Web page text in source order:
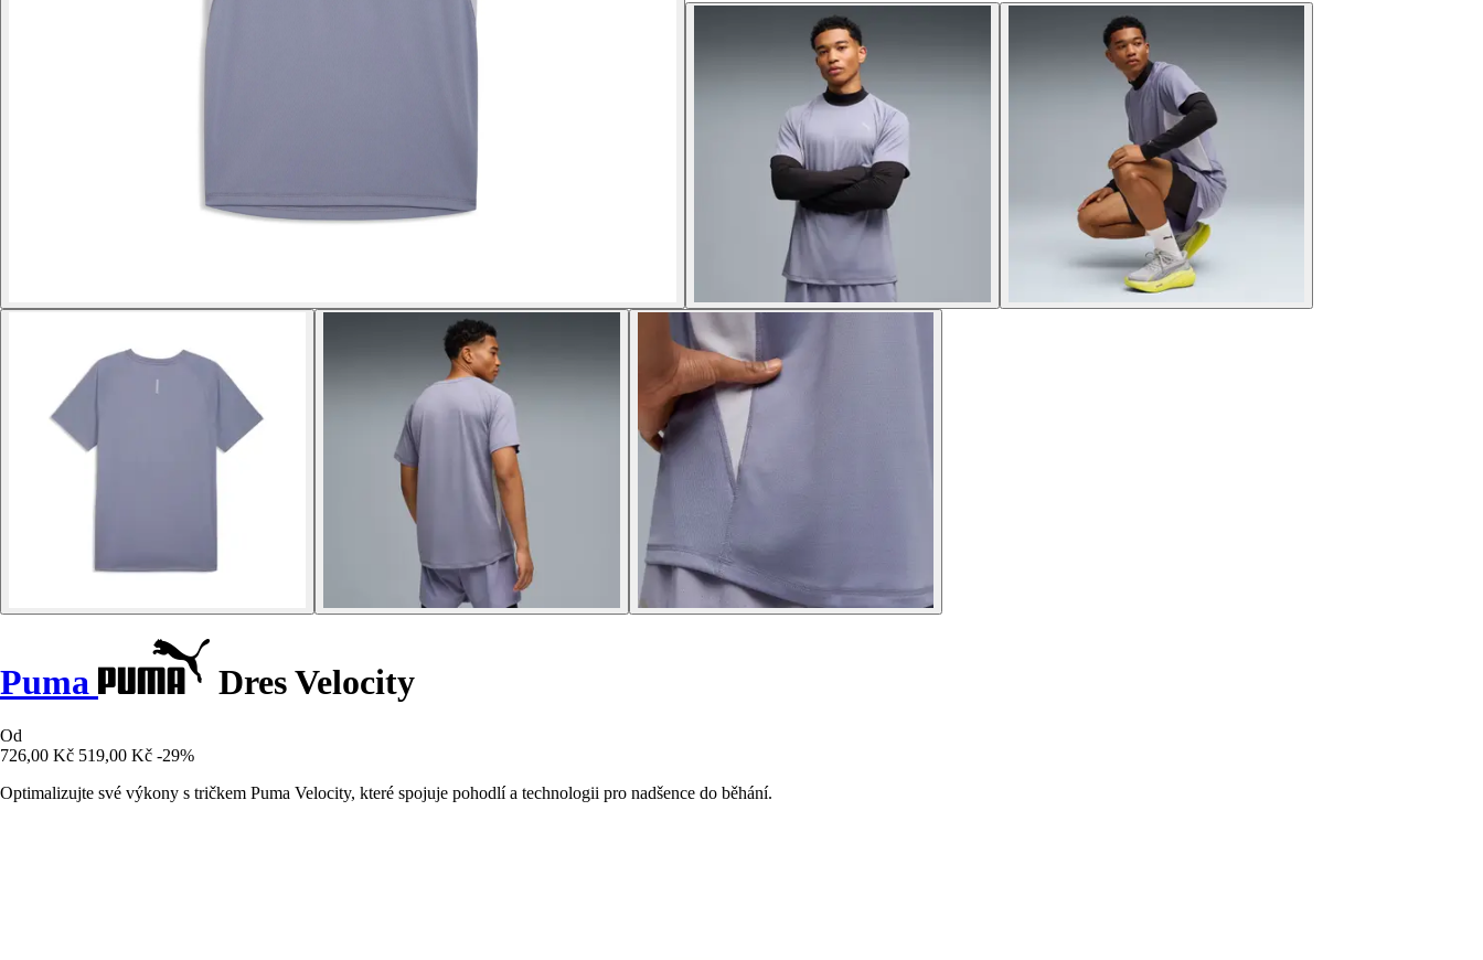
Puma Dres Velocity
Od
726,00 Kč 519,00 Kč -29%
Optimalizujte své výkony s tričkem Puma Velocity, které spojuje pohodlí a technologii pro nadšence do běhání.